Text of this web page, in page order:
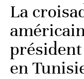
La
en